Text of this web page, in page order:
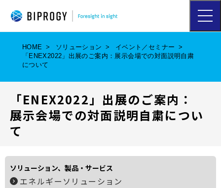
ハ
ン
ニ
開
HOME ソリューション
イベント／セミナー
「ENEX2022」出展のご案内：展示会場での対面説明自粛
について
「ENEX2022」出展のご案内：
展示会場での対面説明自粛につい
て
ソリューション、製品・サービス
エネルギーソリューション